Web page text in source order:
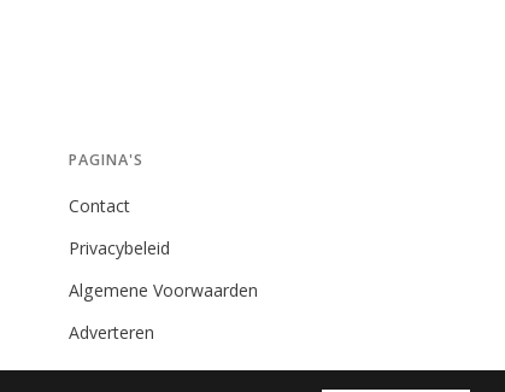
PAGINA'S
Contact
Privacybeleid
Algemene Voorwaarden
Adverteren